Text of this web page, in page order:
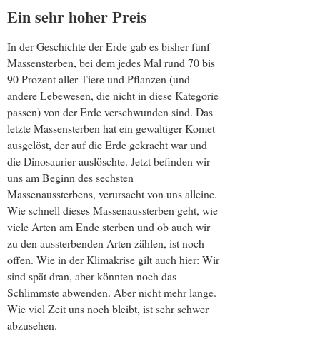
Ein sehr hoher Preis
In der Geschichte der Erde gab es bisher fünf
Massensterben, bei dem jedes Mal rund 70 bis
90 Prozent aller Tiere und Pflanzen (und
andere Lebewesen, die nicht in diese Kategorie
passen) von der Erde verschwunden sind. Das
letzte Massensterben hat ein gewaltiger Komet
ausgelöst, der auf die Erde gekracht war und
die Dinosaurier auslöschte. Jetzt befinden wir
uns am Beginn des sechsten
Massenaussterbens, verursacht von uns alleine.
Wie schnell dieses Massenaussterben geht, wie
viele Arten am Ende sterben und ob auch wir
zu den aussterbenden Arten zählen, ist noch
offen. Wie in der Klimakrise gilt auch hier: Wir
sind spät dran, aber könnten noch das
Schlimmste abwenden. Aber nicht mehr lange.
Wie viel Zeit uns noch bleibt, ist sehr schwer
abzusehen.